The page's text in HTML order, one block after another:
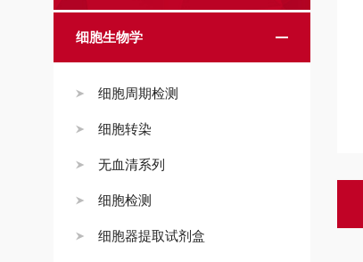
细胞生物学
细胞周期检测
细胞转染
无血清系列
细胞检测
细胞器提取试剂盒